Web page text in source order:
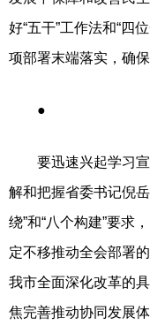
好“五干”工作法和“四
项部署末端落实，确
●
要迅速兴起学习宣
解和把握省委书记倪
绕”和“八个构建”要求
定不移推动全会部署
我市全面深化改革的
焦完善推动协同发展